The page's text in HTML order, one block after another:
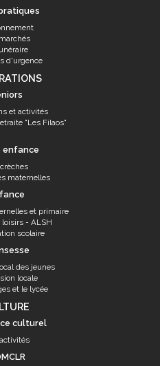
d'urgence
et activités
"Les Filaos"
enfance
maternelles
et primaire
loisirs - ALSH
scolaire
des jeunes
locale
et le lycée
culturel